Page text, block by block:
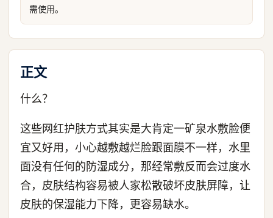
需使用。
正文
什么？
这些网红护肤方式其实是大肯定一矿泉水敷脸便
宜又好用，小心越敷越烂脸跟面膜不一样，水里
面没有任何的防湿成分，那经常敷反而会过度水
合，皮肤结构容易被人家松散破坏皮肤屏障，让
皮肤的保湿能力下降，更容易缺水。